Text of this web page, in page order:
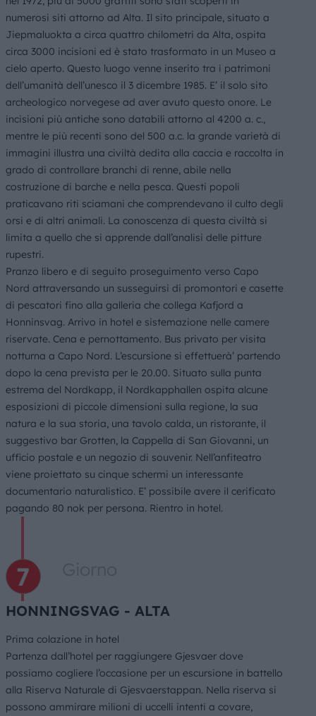
numerosi siti attorno ad Alta. Il sito principale, situato a
Jiepmaluokta a circa quattro chilometri da Alta, ospita
circa 3000 incisioni ed è stato trasformato in un Museo a
cielo aperto. Questo luogo venne inserito tra i patrimoni
dell’umanità dell’unesco il 3 dicembre 1985. E’ il solo sito
archeologico norvegese ad aver avuto questo onore. Le
incisioni più antiche sono databili attorno al 4200 a. c.,
mentre le più recenti sono del 500 a.c. la grande varietà di
immagini illustra una civiltà dedita alla caccia e raccolta in
grado di controllare branchi di renne, abile nella
costruzione di barche e nella pesca. Questi popoli
praticavano riti sciamani che comprendevano il culto degli
orsi e di altri animali. La conoscenza di questa civiltà si
limita a quello che si apprende dall’analisi delle pitture
rupestri.
Pranzo libero e di seguito proseguimento verso Capo
Nord attraversando un susseguirsi di promontori e casette
di pescatori fino alla galleria che collega Kafjord a
Honninsvag. Arrivo in hotel e sistemazione nelle camere
riservate. Cena e pernottamento. Bus privato per visita
notturna a Capo Nord. L’escursione si effettuerà’ partendo
dopo la cena prevista per le 20.00. Situato sulla punta
estrema del Nordkapp, il Nordkapphallen ospita alcune
esposizioni di piccole dimensioni sulla regione, la sua
natura e la sua storia, una tavolo calda, un ristorante, il
suggestivo bar Grotten, la Cappella di San Giovanni, un
ufficio postale e un negozio di souvenir. Nell’anfiteatro
viene proiettato su cinque schermi un interessante
documentario naturalistico. E’ possibile avere il cerificato
pagando 80 nok per persona. Rientro in hotel.
HONNINGSVAG - ALTA
Prima colazione in hotel
Partenza dall’hotel per raggiungere Gjesvaer dove
possiamo cogliere l’occasione per un escursione in battello
alla Riserva Naturale di Gjesvaerstappan. Nella riserva si
possono ammirare milioni di uccelli intenti a covare,